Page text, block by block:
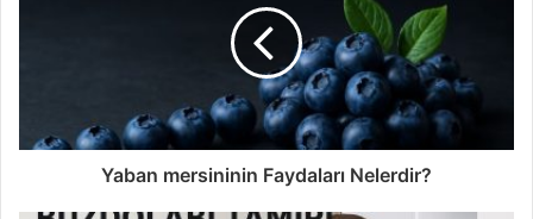
Yaban mersininin Faydaları Nelerdir?